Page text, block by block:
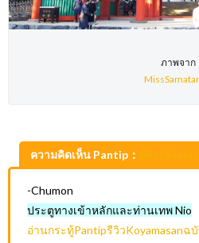
ภาพจาก
ความคิดเห็น Pantip：
-Chumon
ประตูทางเข้าหลักและท่านเทพ Nio
อ่านกระทู้PantipรีวิวKoyamasanฉ